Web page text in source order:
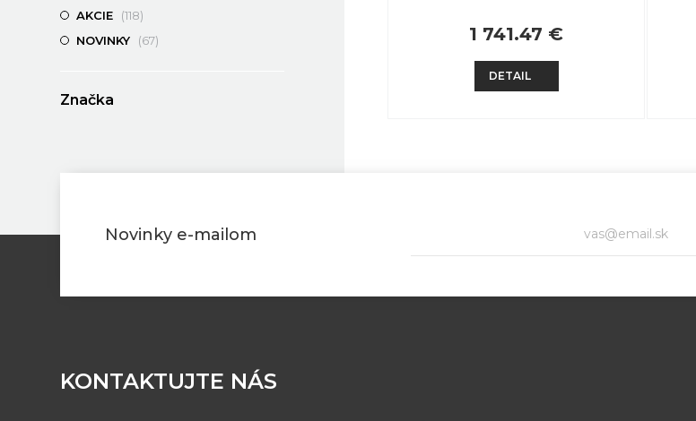
AKCIE
(118)
NOVINKY
(67)
Značka
1 741.47 €
DETAIL
Novinky e-mailom
KONTAKTUJTE NÁS